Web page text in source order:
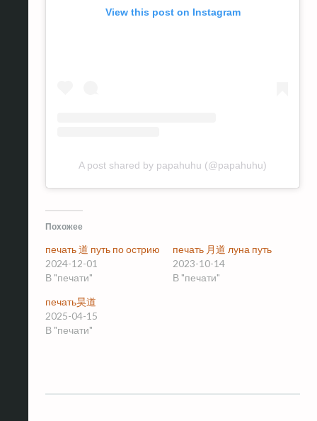
View this post on Instagram
A post shared by papahuhu (@papahuhu)
Похожее
печать 道 путь по острию
2024-12-01
В "печати"
печать 月道 луна путь
2023-10-14
В "печати"
печать昊道
2025-04-15
В "печати"